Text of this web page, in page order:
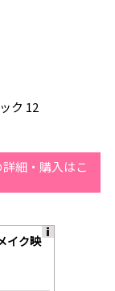
ク 12
細・購入はこ
イク映